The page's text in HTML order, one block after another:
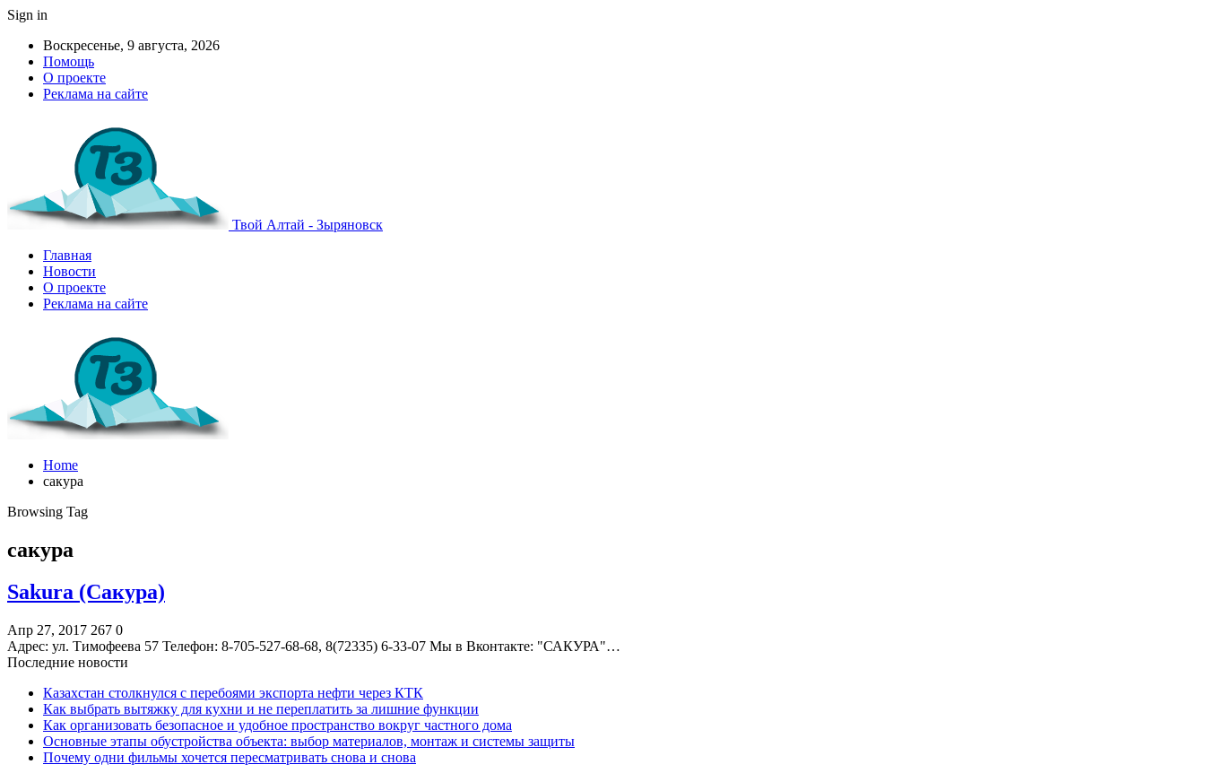
Sign in
Воскресенье, 9 августа, 2026
Помощь
О проекте
Реклама на сайте
Твой Алтай - Зыряновск
Главная
Новости
О проекте
Реклама на сайте
Home
сакура
Browsing Tag
сакура
Sakura (Сакура)
Апр 27, 2017 267 0
Адрес: ул. Тимофеева 57 Телефон: 8-705-527-68-68, 8(72335) 6-33-07 Мы в Вконтакте: "САКУРА"…
Последние новости
Казахстан столкнулся с перебоями экспорта нефти через КТК
Как выбрать вытяжку для кухни и не переплатить за лишние функции
Как организовать безопасное и удобное пространство вокруг частного дома
Основные этапы обустройства объекта: выбор материалов, монтаж и системы защиты
Почему одни фильмы хочется пересматривать снова и снова